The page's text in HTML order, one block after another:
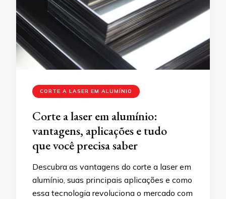
CORTE A LASER EM ALUMÍNIO
Corte a laser em alumínio:
vantagens, aplicações e tudo
que você precisa saber
Descubra as vantagens do corte a laser em
alumínio, suas principais aplicações e como
essa tecnologia revoluciona o mercado com